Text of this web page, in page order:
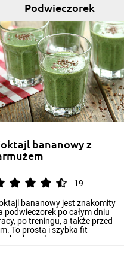
Podwieczorek
bananowy z
19
bananowy jest znakomity
podwieczorek po całym dniu
po treningu, a także przed
To prosta i szybka fit
pełna...